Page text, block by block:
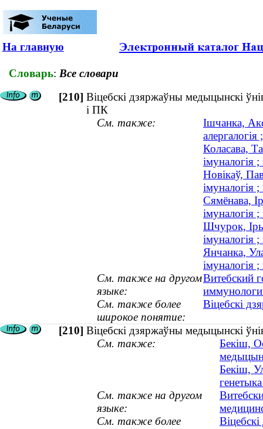
На главную
Словарь: Все словари
[210] Віцебскі дзяржаўны медыцынскі
і ПК
См. также:
Ішчанка,
Коласава,
імуналогія
Новікаў,
Сямёнава,
імуналогія
Шчурок,
імуналогія
Янчанка,
імуналогія
См. также на другом
языке:
Витебский
См. также более
широкое понятие:
Віцебскі
[210] Віцебскі дзяржаўны медыцынскі
См. также:
Бекіш,
Бекіш,
См. также на другом
языке:
См. также более